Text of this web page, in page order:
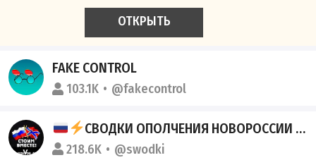
ОТКРЫТЬ
FAKE CONTROL
103.1K @fakecontrol
СВОДКИ ОПОЛЧЕНИЯ НОВОРОССИИ Z.O.V. (ДНР, ЛНР, УКРАИНА, ВОЙНА)
218.6K @swodki